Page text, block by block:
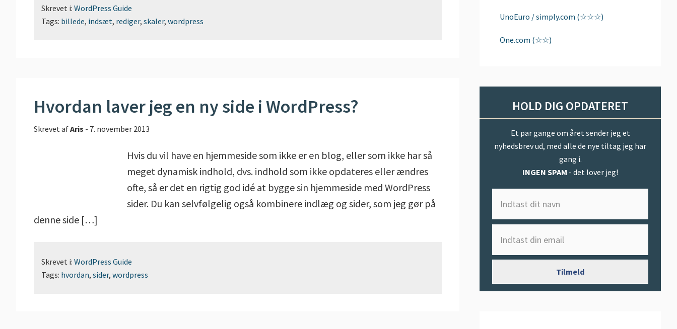
Skrevet i: WordPress Guide
Tags: billede, indsæt, rediger, skaler, wordpress
Hvordan laver jeg en ny side i WordPress?
Skrevet afAris - 7. november 2013
Hvis du vil have en hjemmeside som ikke er en blog, eller som ikke har så
meget dynamisk indhold, dvs. indhold som ikke opdateres eller ændres
ofte, så er det en rigtig god idé at bygge sin hjemmeside med WordPress
sider. Du kan selvfølgelig også kombinere indlæg og sider, som jeg gør på
denne side […]
Skrevet i: WordPress Guide
Tags: hvordan, sider, wordpress
UnoEuro / simply.com (☆☆☆)
One.com (☆☆)
HOLD DIG OPDATERET
Et par gange om året sender jeg et
nyhedsbrev ud, med alle de nye tiltag jeg har
gang i.
INGEN SPAM - det lover jeg!